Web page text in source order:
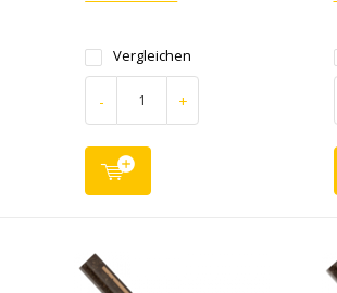
Vergleichen
- +